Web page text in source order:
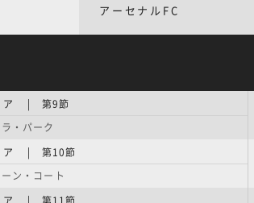
アーセナルFC
ア | 第9節
・パーク
ア | 第10節
ン・コート